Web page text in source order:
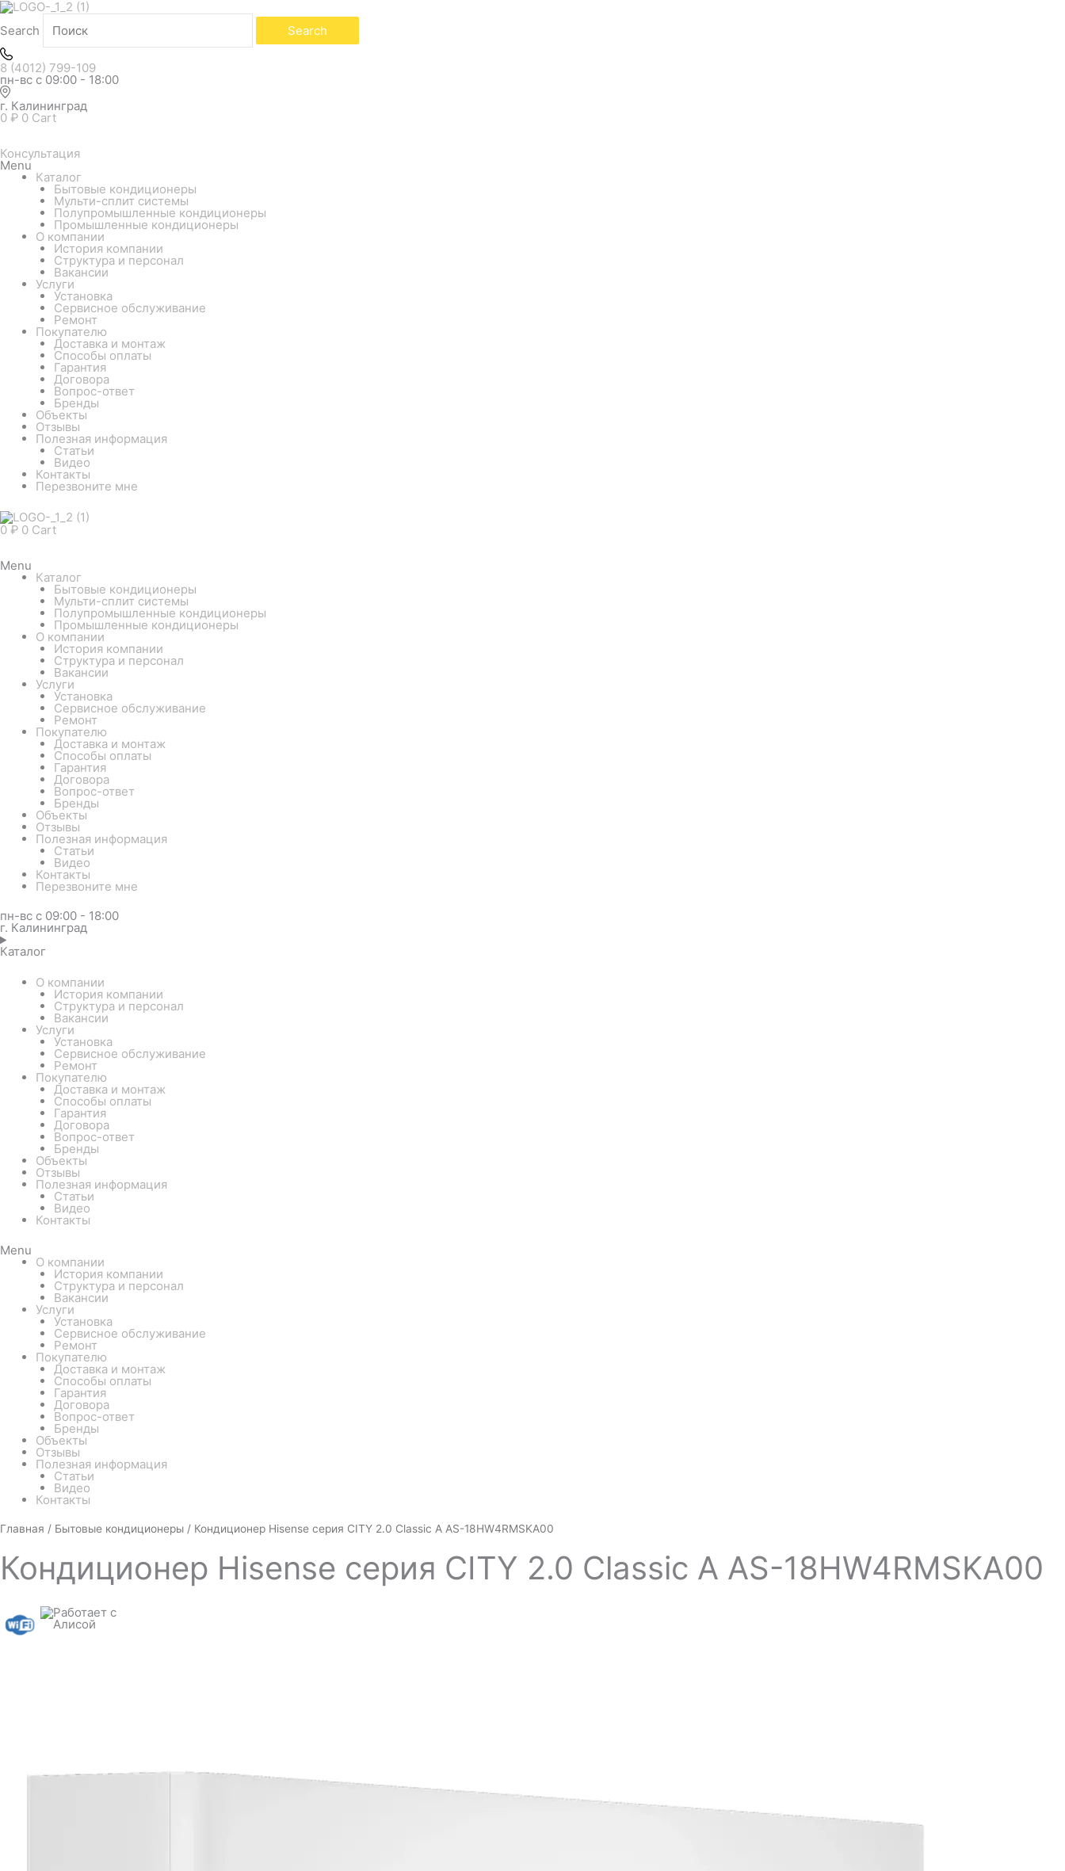
Search Search
8 (4012) 799-109
пн-вс с 09:00 - 18:00
г. Калининград
0 ₽ 0 Cart
Консультация
Menu
Каталог
Бытовые кондиционеры
Мульти-сплит системы
Полупромышленные кондиционеры
Промышленные кондиционеры
О компании
История компании
Структура и персонал
Вакансии
Услуги
Установка
Сервисное обслуживание
Ремонт
Покупателю
Доставка и монтаж
Способы оплаты
Гарантия
Договора
Вопрос-ответ
Бренды
Объекты
Отзывы
Полезная информация
Статьи
Видео
Контакты
Перезвоните мне
0 ₽ 0 Cart
Menu
Каталог
Бытовые кондиционеры
Мульти-сплит системы
Полупромышленные кондиционеры
Промышленные кондиционеры
О компании
История компании
Структура и персонал
Вакансии
Услуги
Установка
Сервисное обслуживание
Ремонт
Покупателю
Доставка и монтаж
Способы оплаты
Гарантия
Договора
Вопрос-ответ
Бренды
Объекты
Отзывы
Полезная информация
Статьи
Видео
Контакты
Перезвоните мне
пн-вс с 09:00 - 18:00
г. Калининград
Каталог
О компании
История компании
Структура и персонал
Вакансии
Услуги
Установка
Сервисное обслуживание
Ремонт
Покупателю
Доставка и монтаж
Способы оплаты
Гарантия
Договора
Вопрос-ответ
Бренды
Объекты
Отзывы
Полезная информация
Статьи
Видео
Контакты
Menu
О компании
История компании
Структура и персонал
Вакансии
Услуги
Установка
Сервисное обслуживание
Ремонт
Покупателю
Доставка и монтаж
Способы оплаты
Гарантия
Договора
Вопрос-ответ
Бренды
Объекты
Отзывы
Полезная информация
Статьи
Видео
Контакты
Главная / Бытовые кондиционеры / Кондиционер Hisense серия CITY 2.0 Classic A AS-18HW4RMSKA00
Кондиционер Hisense серия CITY 2.0 Classic A AS-18HW4RMSKA00
Количество
Hisense
серия
Classic
A
AS-